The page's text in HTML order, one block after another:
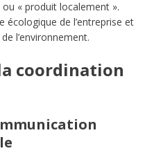
« produit localement ».
écologique de l’entreprise et
l’environnement.
coordination